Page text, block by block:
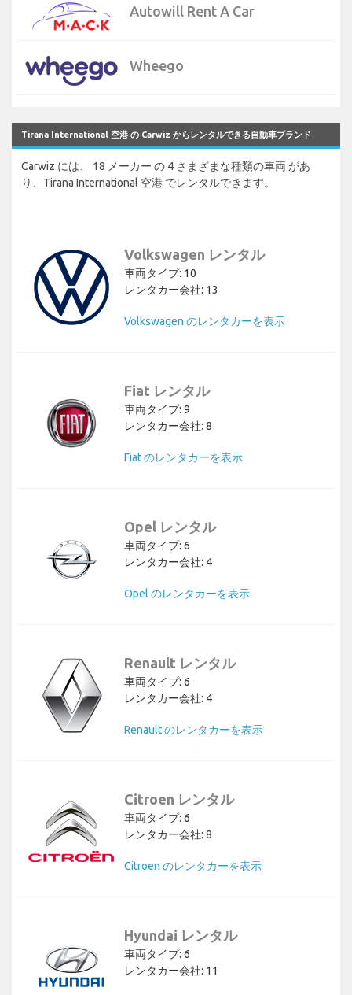
Autowill Rent A Car
Wheego
Tirana International 空港 の Carwiz からレンタルできる自動車ブランド
Carwiz には、 18 メーカー の 4 さまざまな種類の車両 があ
り、Tirana International 空港 でレンタルできます。
Volkswagen レンタル
車両タイプ: 10
レンタカー会社: 13
Volkswagen のレンタカーを表示
Fiat レンタル
車両タイプ: 9
レンタカー会社: 8
Fiat のレンタカーを表示
Opel レンタル
車両タイプ: 6
レンタカー会社: 4
Opel のレンタカーを表示
Renault レンタル
車両タイプ: 6
レンタカー会社: 4
Renault のレンタカーを表示
Citroen レンタル
車両タイプ: 6
レンタカー会社: 8
Citroen のレンタカーを表示
Hyundai レンタル
車両タイプ: 6
レンタカー会社: 11